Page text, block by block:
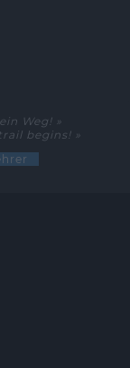
Weg! »
begins! »